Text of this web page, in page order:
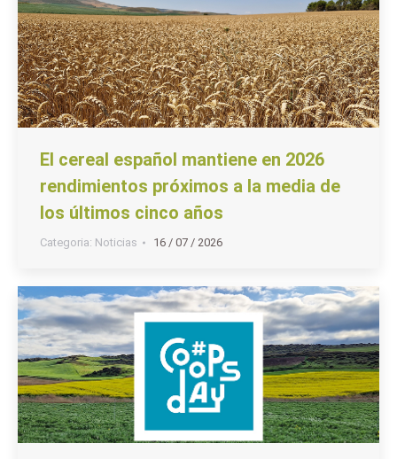
El cereal español mantiene en 2026
rendimientos próximos a la media de
los últimos cinco años
Categoria: Noticias 16 / 07 / 2026